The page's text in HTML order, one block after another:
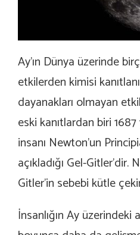
Ay’ın Dünya üzerinde
etkilerden kimisi
dayanakları olmayan
eski kanıtlardan biri 1687
insanı Newton’un
açıkladığı Gel-Gitler’dir.
Gitler’in sebebi kütle
İnsanlığın Ay üzerindeki